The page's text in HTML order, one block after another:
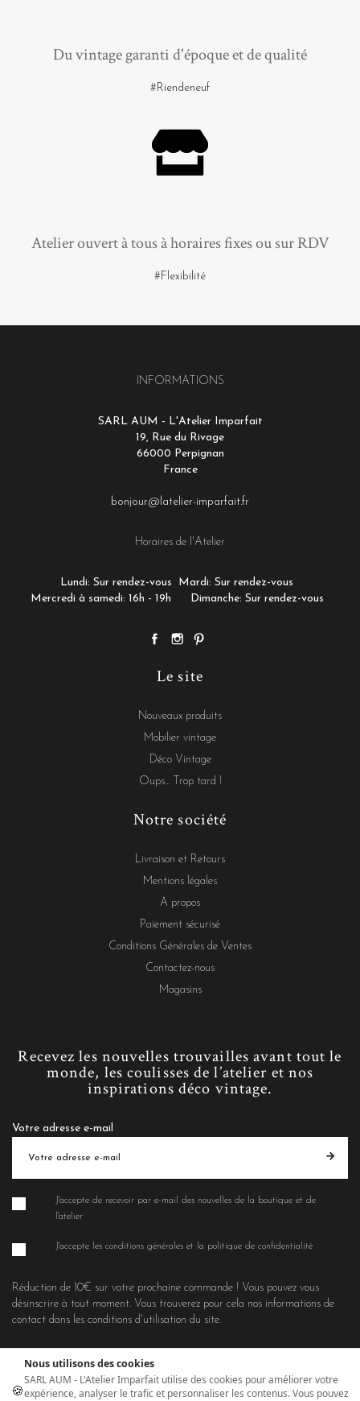
Du vintage garanti d'époque et de qualité
#Riendeneuf
Atelier ouvert à tous à horaires fixes ou sur RDV
#Flexibilité
INFORMATIONS
SARL AUM - L'Atelier Imparfait
19, Rue du Rivage
66000 Perpignan
France
bonjour@latelier-imparfait.fr
Horaires de l'Atelier
Lundi: Sur rendez-vous
Mardi: Sur rendez-vous
Mercredi à samedi: 16h - 19h
Dimanche: Sur rendez-vous
Le site
Nouveaux produits
Mobilier vintage
Déco Vintage
Oups... Trop tard !
Notre société
Livraison et Retours
Mentions légales
A propos
Paiement sécurisé
Conditions Générales de Ventes
Contactez-nous
Magasins
Recevez les nouvelles trouvailles avant tout le
monde, les coulisses de l’atelier et nos
inspirations déco vintage.
Votre adresse e-mail
J'accepte de recevoir par e-mail des nouvelles de la boutique et de
l'atelier
J'accepte les conditions générales et la politique de confidentialité
Réduction de 10€ sur votre prochaine commande ! Vous pouvez vous
désinscrire à tout moment. Vous trouverez pour cela nos informations de
contact dans les conditions d'utilisation du site.
🍪
Nous utilisons des cookies
SARL AUM - L'Atelier Imparfait utilise des cookies pour améliorer votre
expérience, analyser le trafic et personnaliser les contenus. Vous pouvez